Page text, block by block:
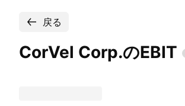
戻る
CorVel Corp.のEBIT